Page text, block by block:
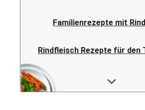
Familienrezepte mit
Rindfleisch Rezepte für den
Rindfleisch Burger